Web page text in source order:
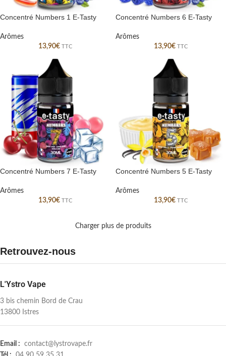
Concentré Numbers 1 E-Tasty
Arômes
13,90€ TTC
Concentré Numbers 6 E-Tasty
Arômes
13,90€ TTC
Concentré Numbers 7 E-Tasty
Arômes
13,90€ TTC
Concentré Numbers 5 E-Tasty
Arômes
13,90€ TTC
Charger plus de produits
Retrouvez-nous
L'Ystro Vape
3 bis chemin Bord de Crau
13800 Istres
Email : contact@lystrovape.fr